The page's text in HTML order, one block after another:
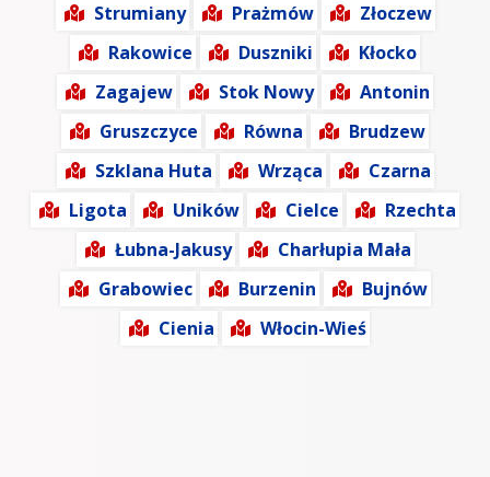
Strumiany
Prażmów
Złoczew
Rakowice
Duszniki
Kłocko
Zagajew
Stok Nowy
Antonin
Gruszczyce
Równa
Brudzew
Szklana Huta
Wrząca
Czarna
Ligota
Uników Cielce
Rzechta
Łubna-Jakusy
Charłupia Mała
Grabowiec
Burzenin
Bujnów
Cienia
Włocin-Wieś